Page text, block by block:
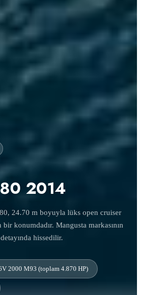
2014
24.70 m boyuyla lüks open cruiser
konumdadır. Mangusta markasının
hissedilir.
2000 M93 (toplam 4.870 HP)